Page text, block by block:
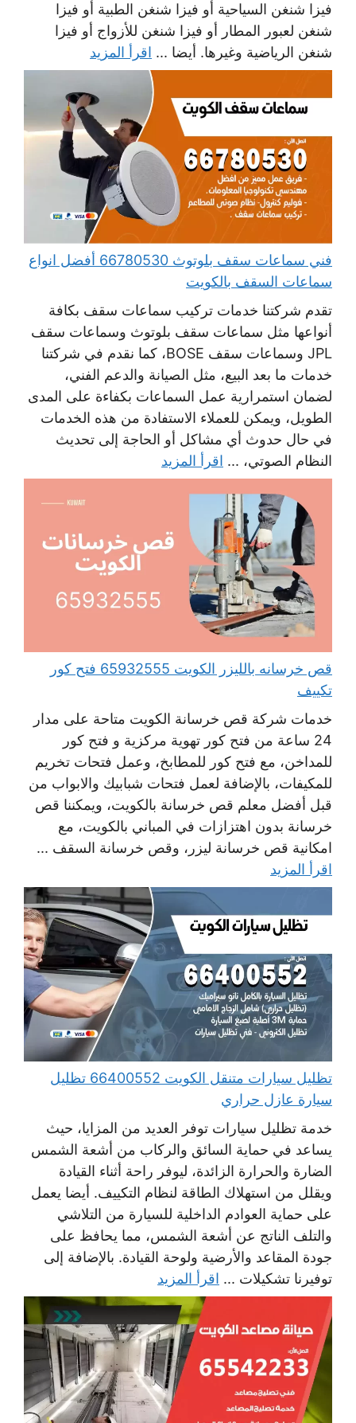
فيزا شنغن السياحية أو فيزا شنغن الطبية أو فيزا
شنغن لعبور المطار أو فيزا شنغن للأزواج أو فيزا
شنغن الرياضية وغيرها. أيضا ... اقرأ المزيد
فني سماعات سقف بلوتوث 66780530 أفضل انواع
سماعات السقف بالكويت
تقدم شركتنا خدمات تركيب سماعات سقف بكافة
أنواعها مثل سماعات سقف بلوتوث وسماعات سقف
JPL وسماعات سقف BOSE، كما نقدم في شركتنا
خدمات ما بعد البيع، مثل الصيانة والدعم الفني،
لضمان استمرارية عمل السماعات بكفاءة على المدى
الطويل، ويمكن للعملاء الاستفادة من هذه الخدمات
في حال حدوث أي مشاكل أو الحاجة إلى تحديث
النظام الصوتي، ... اقرأ المزيد
قص خرسانه بالليزر الكويت 65932555 فتح كور
تكييف
خدمات شركة قص خرسانة الكويت متاحة على مدار
24 ساعة من فتح كور تهوية مركزية و فتح كور
للمداخن، مع فتح كور للمطابخ، وعمل فتحات تخريم
للمكيفات، بالإضافة لعمل فتحات شبابيك والابواب من
قبل أفضل معلم قص خرسانة بالكويت، ويمكننا قص
خرسانة بدون اهتزازات في المباني بالكويت، مع
امكانية قص خرسانة ليزر، وقص خرسانة السقف ...
اقرأ المزيد
تظليل سيارات متنقل الكويت 66400552 تظليل
سيارة عازل حراري
خدمة تظليل سيارات توفر العديد من المزايا، حيث
يساعد في حماية السائق والركاب من أشعة الشمس
الضارة والحرارة الزائدة، ليوفر راحة أثناء القيادة
ويقلل من استهلاك الطاقة لنظام التكييف. أيضا يعمل
على حماية العوادم الداخلية للسيارة من التلاشي
والتلف الناتج عن أشعة الشمس، مما يحافظ على
جودة المقاعد والأرضية ولوحة القيادة. بالإضافة إلى
توفيرنا تشكيلات ... اقرأ المزيد